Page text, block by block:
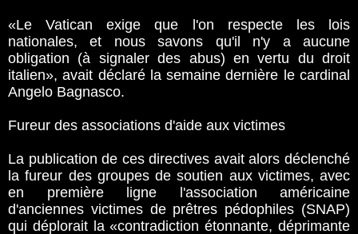
«Le Vatican exige que l'on respecte les lois
nationales, et nous savons qu'il n'y a aucune
obligation (à signaler des abus) en vertu du droit
italien», avait déclaré la semaine dernière le cardinal
Angelo Bagnasco.
Fureur des associations d'aide aux victimes
La publication de ces directives avait alors déclenché
la fureur des groupes de soutien aux victimes, avec
en première ligne l'association américaine
d'anciennes victimes de prêtres pédophiles (SNAP)
qui déplorait la «contradiction étonnante, déprimante